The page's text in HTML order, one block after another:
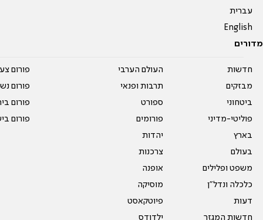
עברית
English
מדורים
חדשות
מבזקים
ביטחוני
פוליטי-מדיני
בארץ
בעולם
משפט ופלילים
כלכלה ונדל"ן
דעות
חדשות המגזר
העולם הערבי
תרבות ופנאי
ספורט
פורומים
יהדות
צרכנות
אופנה
מוסיקה
פיוטקאסט
ילדודס
פורום
פורום
פורום
פורום